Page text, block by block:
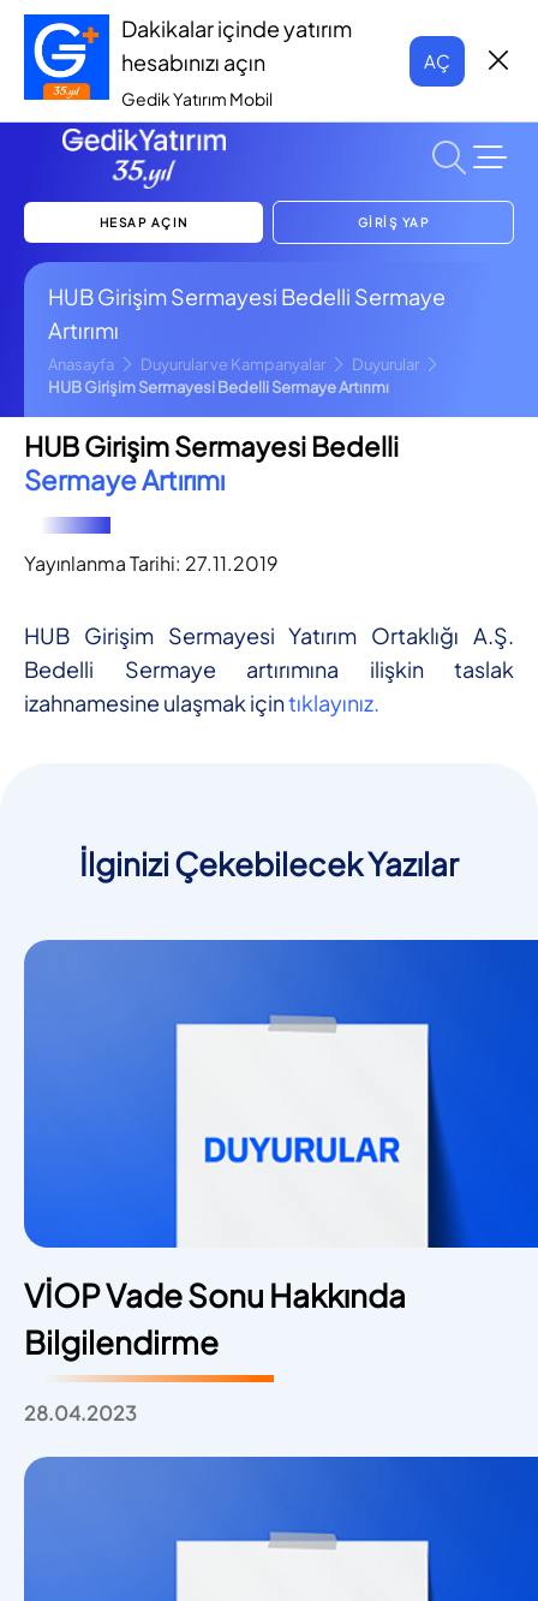
Dakikalar içinde yatırım
hesabınızı açın
Gedik Yatırım Mobil
AÇ
HESAP AÇIN GİRİŞ YAP
HUB Girişim Sermayesi Bedelli Sermaye
Artırımı
Anasayfa Duyurular ve Kampanyalar
Duyurular
HUB Girişim Sermayesi Bedelli Sermaye Artırımı
HUB Girişim Sermayesi Bedelli
Sermaye Artırımı
Yayınlanma Tarihi: 27.11.2019
HUB Girişim Sermayesi Yatırım Ortaklığı A.Ş.
Bedelli Sermaye artırımına ilişkin taslak
izahnamesine ulaşmak içintıklayınız.
İlginizi Çekebilecek Yazılar
VİOP Vade Sonu Hakkında
Bilgilendirme
28.04.2023